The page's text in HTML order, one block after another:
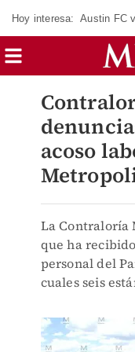
Hoy interesa: Austin FC
acoso
La Contraloría
que ha
personal del
cuales seis